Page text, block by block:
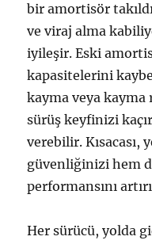
bir amortisör
ve viraj alma
iyileşir. Eski
kapasitelerini
kayma veya
sürüş keyfinizi
verebilir.
güvenliğinizi hem
performansını
Her sürücü, yolda